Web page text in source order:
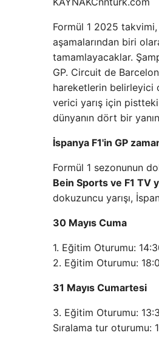
Formül 1 2025
aşamalarından biri
tamamlayacaklar.
GP. Circuit de
hareketlerin belirleyici
verici yarış için pistteki
dünyanın dört bir
İspanya F1'in GP
Formül 1 sezonunun
Bein Sports ve F1 TV
dokuzuncu yarışı,
30 Mayıs Cuma
1. Eğitim Oturumu:
2. Eğitim Oturumu:
31 Mayıs Cumartesi
3. Eğitim Oturumu:
Sıralama tur oturumu: